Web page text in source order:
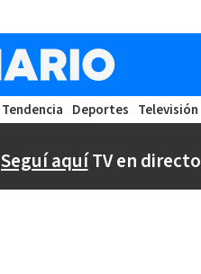
Tendencia Deportes Televisión
Seguí aquíTV en directo